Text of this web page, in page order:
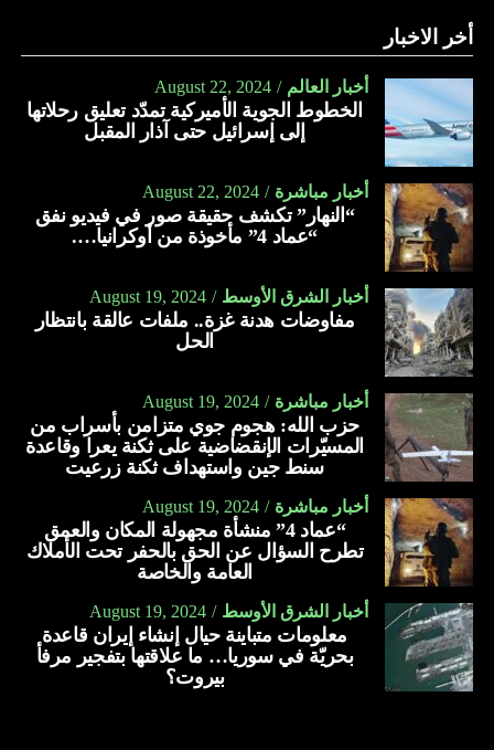
أخر الاخبار
أخبار العالم August 22, 2024
الخطوط الجوية الأميركية تمدّد تعليق رحلاتها
إلى إسرائيل حتى آذار المقبل
أخبار مباشرة August 22, 2024
“النهار” تكشف حقيقة صور في فيديو نفق
“عماد 4” مأخوذة من أوكرانيا….
أخبار الشرق الأوسط August 19, 2024
مفاوضات هدنة غزة.. ملفات عالقة بانتظار
الحل
أخبار مباشرة August 19, 2024
حزب الله: هجوم جوي متزامن بأسراب من
المسيّرات الإنقضاضية على ثكنة يعرا وقاعدة
سنط جين واستهداف ثكنة زرعيت
أخبار مباشرة August 19, 2024
“عماد 4” منشأة مجهولة المكان والعمق
تطرح السؤال عن الحق بالحفر تحت الأملاك
العامة والخاصة
أخبار الشرق الأوسط August 19, 2024
معلومات متباينة حيال إنشاء إيران قاعدة
بحريّة في سوريا… ما علاقتها بتفجير مرفأ
بيروت؟